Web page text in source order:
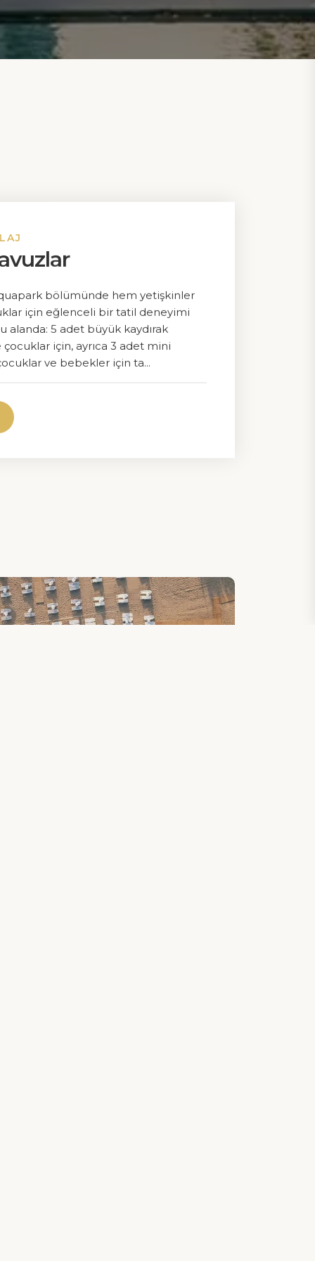
bölümünde hem yetişkinler
için eğlenceli bir tatil deneyimi
alanda: 5 adet büyük kaydırak
için, ayrıca 3 adet mini
ve bebekler için ta...
Sayfalar
Factsheet
Politikalarımız
Multimedya
Sürdürülebilirlik Broşürü
Sürdürülebilirlik Raporu